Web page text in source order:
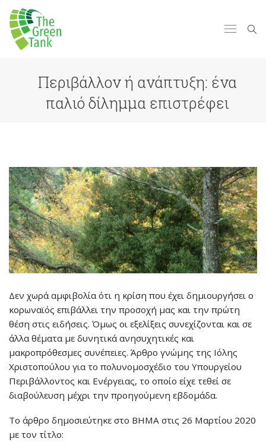
Περιβάλλον ή ανάπτυξη: ένα
παλιό δίλημμα επιστρέφει
Δεν χωρά αμφιβολία ότι η κρίση που έχει δημιουργήσει ο
κορωναϊός επιβάλλει την προσοχή μας και την πρώτη
θέση στις ειδήσεις. Όμως οι εξελίξεις συνεχίζονται και σε
άλλα θέματα με δυνητικά ανησυχητικές και
μακροπρόθεσμες συνέπειες. Άρθρο γνώμης της Ιόλης
Χριστοπούλου για το πολυνομοσχέδιο του Υπουργείου
Περιβάλλοντος και Ενέργειας, το οποίο είχε τεθεί σε
διαβούλευση μέχρι την προηγούμενη εβδομάδα.
Το άρθρο δημοσιεύτηκε στο ΒΗΜΑ στις 26 Μαρτίου 2020
με τον τίτλο: